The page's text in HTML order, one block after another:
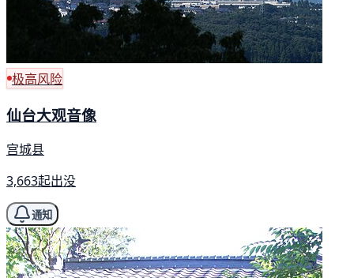
极高风险
仙台大观音像
宫城县
3,663起出没
通知